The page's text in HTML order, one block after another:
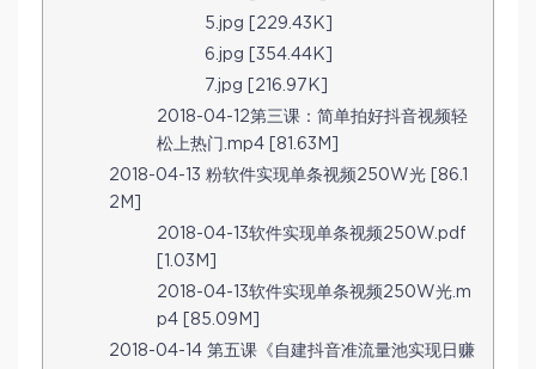
5.jpg [229.43K]
6.jpg [354.44K]
7.jpg [216.97K]
2018-04-12第三课：简单拍好抖音视频轻
松上热门.mp4 [81.63M]
2018-04-13 粉软件实现单条视频250W光 [86.1
2M]
2018-04-13软件实现单条视频250W.pdf
[1.03M]
2018-04-13软件实现单条视频250W光.m
p4 [85.09M]
2018-04-14 第五课《自建抖音准流量池实现日赚